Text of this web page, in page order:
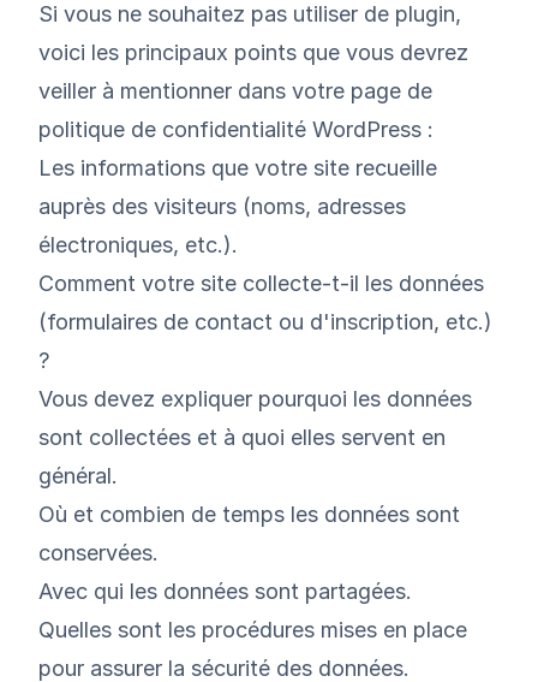
Si vous ne souhaitez pas utiliser de plugin,
voici les principaux points que vous devrez
veiller à mentionner dans votre page de
politique de confidentialité WordPress :
Les informations que votre site recueille
auprès des visiteurs (noms, adresses
électroniques, etc.).
Comment votre site collecte-t-il les données
(formulaires de contact ou d'inscription, etc.)
?
Vous devez expliquer pourquoi les données
sont collectées et à quoi elles servent en
général.
Où et combien de temps les données sont
conservées.
Avec qui les données sont partagées.
Quelles sont les procédures mises en place
pour assurer la sécurité des données.